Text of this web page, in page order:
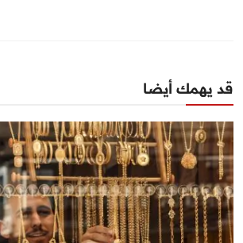
قد يهمك أيضا